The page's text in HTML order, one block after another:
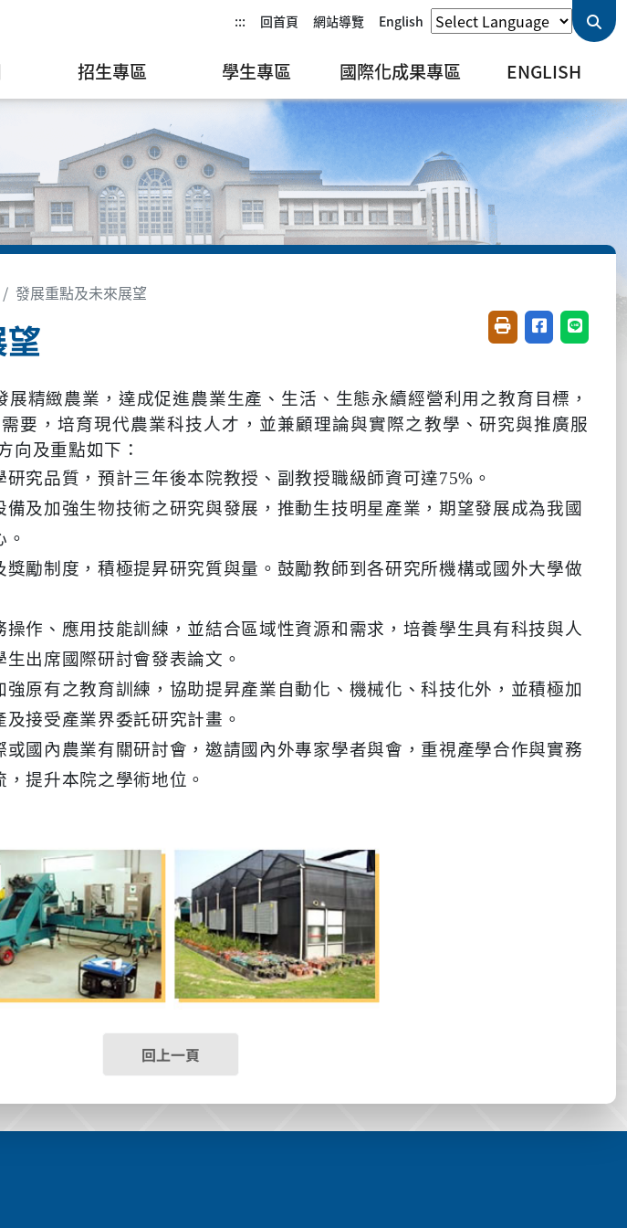
::: 回首頁 網站導覽 English
招生專區 學生專區 國際化成果專區 ENGLISH
發展重點及未來展望
友善列印(開新視窗)
分享至臉書(
分享至
精緻農業，達成促進農業生產、生活、生態永續經營利用之教育目標，
要，培育現代農業科技人才，並兼顧理論與實際之教學、研究與推廣服
向及重點如下：
究品質，預計三年後本院教授、副教授職級師資可達75%。
及加強生物技術之研究與發展，推動生技明星產業，期望發展成為我國
勵制度，積極提昇研究質與量。鼓勵教師到各研究所機構或國外大學做
作、應用技能訓練，並結合區域性資源和需求，培養學生具有科技與人
出席國際研討會發表論文。
原有之教育訓練，協助提昇產業自動化、機械化、科技化外，並積極加
接受產業界委託研究計畫。
國內農業有關研討會，邀請國內外專家學者與會，重視產學合作與實務
提升本院之學術地位。
回上一頁